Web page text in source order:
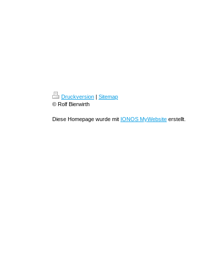
Druckversion | Sitemap
© Rolf Bierwirth
Diese Homepage wurde mit IONOS MyWebsite erstellt.